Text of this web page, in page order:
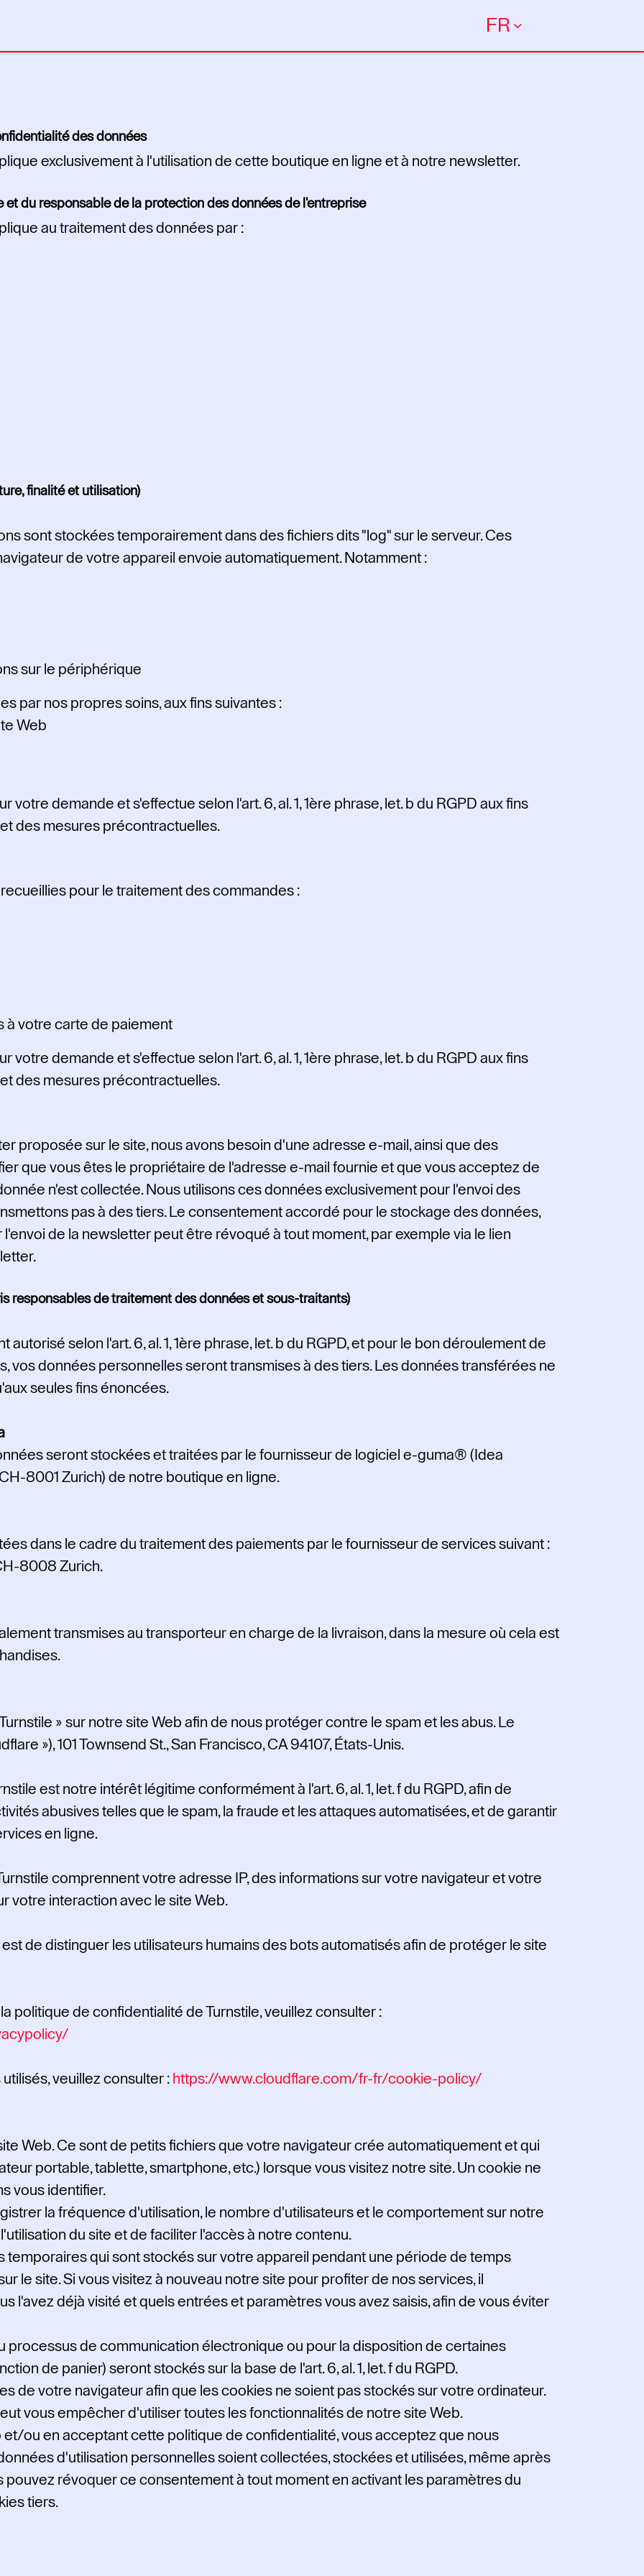
FR
des données
exclusivement à l'utilisation de cette boutique en ligne et à notre newsletter.
du responsable de la protection des données de l'entreprise
au traitement des données par :
finalité et utilisation)
sont stockées temporairement dans des fichiers dits "log" sur le serveur. Ces
de votre appareil envoie automatiquement. Notamment :
sur le périphérique
par nos propres soins, aux fins suivantes :
Web
demande et s'effectue selon l'art. 6, al. 1, 1ère phrase, let. b du RGPD aux fins
des mesures précontractuelles.
pour le traitement des commandes :
à votre carte de paiement
demande et s'effectue selon l'art. 6, al. 1, 1ère phrase, let. b du RGPD aux fins
des mesures précontractuelles.
proposée sur le site, nous avons besoin d'une adresse e-mail, ainsi que des
que vous êtes le propriétaire de l'adresse e-mail fournie et que vous acceptez de
n'est collectée. Nous utilisons ces données exclusivement pour l'envoi des
pas à des tiers. Le consentement accordé pour le stockage des données,
de la newsletter peut être révoqué à tout moment, par exemple via le lien
responsables de traitement des données et sous-traitants)
selon l'art. 6, al. 1, 1ère phrase, let. b du RGPD, et pour le bon déroulement de
vos données personnelles seront transmises à des tiers. Les données transférées ne
seules fins énoncées.
seront stockées et traitées par le fournisseur de logiciel e-guma® (Idea
8001 Zurich) de notre boutique en ligne.
dans le cadre du traitement des paiements par le fournisseur de services suivant :
8008 Zurich.
transmises au transporteur en charge de la livraison, dans la mesure où cela est
» sur notre site Web afin de nous protéger contre le spam et les abus. Le
»), 101 Townsend St., San Francisco, CA 94107, États-Unis.
est notre intérêt légitime conformément à l'art. 6, al. 1, let. f du RGPD, afin de
abusives telles que le spam, la fraude et les attaques automatisées, et de garantir
en ligne.
comprennent votre adresse IP, des informations sur votre navigateur et votre
votre interaction avec le site Web.
de distinguer les utilisateurs humains des bots automatisés afin de protéger le site
politique de confidentialité de Turnstile, veuillez consulter :
veuillez consulter : https://www.cloudflare.com/fr-fr/cookie-policy/
Web. Ce sont de petits fichiers que votre navigateur crée automatiquement et qui
portable, tablette, smartphone, etc.) lorsque vous visitez notre site. Un cookie ne
vous identifier.
la fréquence d'utilisation, le nombre d'utilisateurs et le comportement sur notre
du site et de faciliter l'accès à notre contenu.
temporaires qui sont stockés sur votre appareil pendant une période de temps
le site. Si vous visitez à nouveau notre site pour profiter de nos services, il
l'avez déjà visité et quels entrées et paramètres vous avez saisis, afin de vous éviter
processus de communication électronique ou pour la disposition de certaines
de panier) seront stockés sur la base de l'art. 6, al. 1, let. f du RGPD.
de votre navigateur afin que les cookies ne soient pas stockés sur votre ordinateur.
vous empêcher d'utiliser toutes les fonctionnalités de notre site Web.
et/ou en acceptant cette politique de confidentialité, vous acceptez que nous
d'utilisation personnelles soient collectées, stockées et utilisées, même après
pouvez révoquer ce consentement à tout moment en activant les paramètres du
tiers.